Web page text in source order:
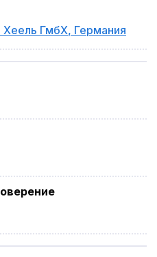
Хеель ГмбХ, Германия